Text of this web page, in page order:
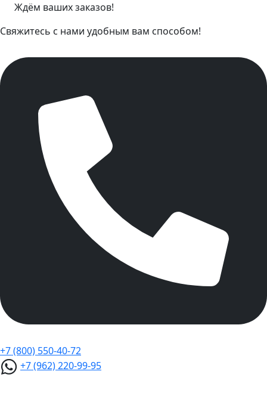
Ждём ваших заказов!
Свяжитесь с нами удобным вам способом!
+7 (800) 550-40-72
+7 (962) 220-99-95